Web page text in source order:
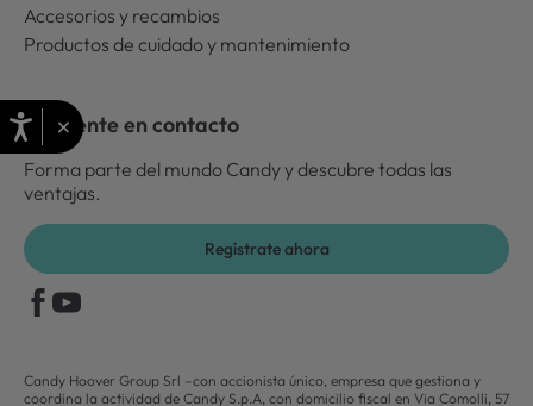
Accesorios y recambios
Productos de cuidado y mantenimiento
Mantente en contacto
Forma parte del mundo Candy y descubre todas las
ventajas.
Regístrate ahora
Candy Hoover Group Srl –con accionista único, empresa que gestiona y
coordina la actividad de Candy S.p.A, con domicilio fiscal en Via Comolli, 57
×